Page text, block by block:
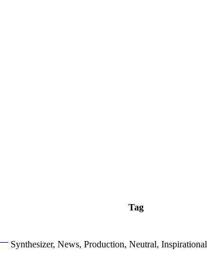
Tag
Synthesizer, News, Production, Neutral, Inspirational